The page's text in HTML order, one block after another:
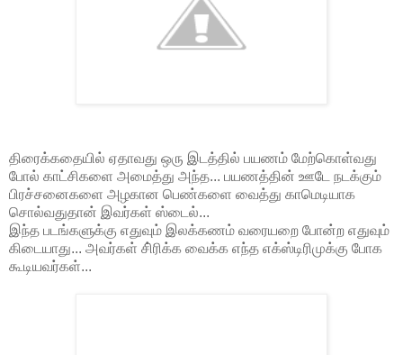
திரைக்கதையில் ஏதாவது ஒரு இடத்தில் பயணம் மேற்கொள்வது
போல் காட்சிகளை அமைத்து அந்த... பயணத்தின் ஊடே நடக்கும்
பிரச்சனைகளை அழகான பெண்களை வைத்து காமெடியாக
சொல்வதுதான் இவர்கள் ஸ்டைல்...
இந்த படங்களுக்கு எதுவும் இலக்கணம் வரையறை போன்ற எதுவும்
கிடையாது... அவர்கள் சி்ரிக்க வைக்க எந்த எக்ஸ்டிரிமுக்கு போக
கூடியவர்கள்...